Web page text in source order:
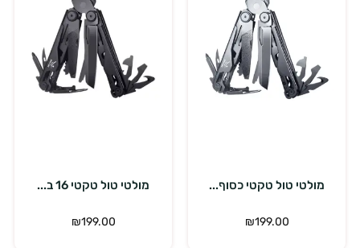
מולטי טול טקטי כסוף...
₪199.00
מולטי טול טקטי 16 ב...
₪199.00